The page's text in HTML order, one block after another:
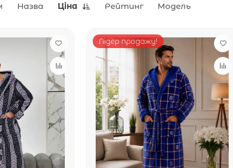
Назва Ціна Рейтинг Модель
Лідер продажу!